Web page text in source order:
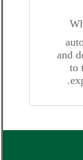
and
to